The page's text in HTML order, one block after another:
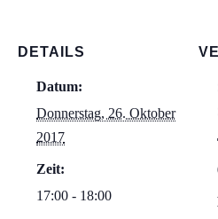
DETAILS
Datum:
Donnerstag, 26. Oktober
2017
Zeit:
17:00 - 18:00